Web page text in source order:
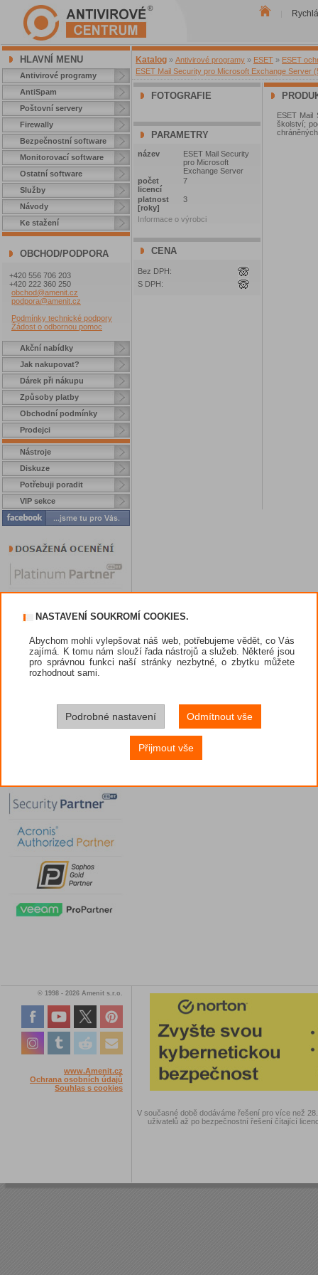
HLAVNÍ MENU
Antivirové programy
AntiSpam
Poštovní servery
Firewally
Bezpečnostní software
Monitorovací software
Ostatní software
Služby
Návody
Ke stažení
OBCHOD/PODPORA
+420 556 706 203
+420 222 360 250
obchod@amenit.cz
podpora@amenit.cz
Podmínky technické podpory
Žádost o odbornou pomoc
Akční nabídky
Jak nakupovat?
Dárek při nákupu
Způsoby platby
Obchodní podmínky
Prodejci
Nástroje
Diskuze
Potřebuji poradit
VIP sekce
Katalog » Antivirové programy » ESET » ESET
ESET Mail Security pro Microsoft Exchange Server
FOTOGRAFIE
PARAMETRY
název
ESET Mail Security
pro Microsoft
Exchange Server
počet
licencí
7
platnost
[roky]
3
Informace o výrobci
CENA
Bez DPH:
S DPH:
ESET Mail
školství;
© 1998 - 2026 Amenit s.r.o.
www.Amenit.cz
Ochrana osobních údajů
Souhlas s cookies
V současné době dodáváme řešení pro více než
uživatelů až po bezpečnostní řešení čítající
NASTAVENÍ SOUKROMÍ COOKIES.
Abychom mohli vylepšovat náš web, potřebujeme vědět, co Vás
zajímá. K tomu nám slouží řada nástrojů a služeb. Některé jsou
pro správnou funkci naší stránky nezbytné, o zbytku můžete
rozhodnout sami.
Podrobné nastavení Odmítnout vše
Přijmout vše